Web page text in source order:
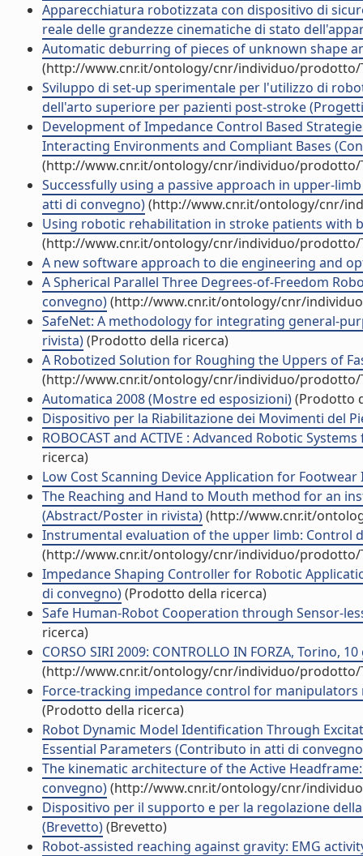
Apparecchiatura robotizzata con dispositivo di
reale delle grandezze cinematiche di stato
Automatic deburring of pieces of unknown shape
(http://www.cnr.it/ontology/cnr/individuo/prodotto/
Sviluppo di set-up sperimentale per l'utilizzo di
dell'arto superiore per pazienti post-stroke
Development of Impedance Control Based
Interacting Environments and Compliant Bases
(http://www.cnr.it/ontology/cnr/individuo/prodotto/
Successfully using a passive approach in upper-
atti di convegno)(http://www.cnr.it/ontology/cnr/
Using robotic rehabilitation in stroke patients with
(http://www.cnr.it/ontology/cnr/individuo/prodotto/
A new software approach to die engineering and
A Spherical Parallel Three Degrees-of-Freedom
convegno)(http://www.cnr.it/ontology/cnr/
SafeNet: A methodology for integrating general-
rivista)(Prodotto della ricerca)
A Robotized Solution for Roughing the Uppers of
(http://www.cnr.it/ontology/cnr/individuo/prodotto/
Automatica 2008 (Mostre ed esposizioni)(Prodotto
Dispositivo per la Riabilitazione dei Movimenti del
ROBOCAST and ACTIVE : Advanced Robotic
ricerca)
Low Cost Scanning Device Application for
The Reaching and Hand to Mouth method for an
(Abstract/Poster in rivista)(http://www.cnr.it/
Instrumental evaluation of the upper limb: Control
(http://www.cnr.it/ontology/cnr/individuo/prodotto/
Impedance Shaping Controller for Robotic
di convegno)(Prodotto della ricerca)
Safe Human-Robot Cooperation through Sensor-
ricerca)
CORSO SIRI 2009: CONTROLLO IN FORZA,
(http://www.cnr.it/ontology/cnr/individuo/prodotto/
Force-tracking impedance control for
(Prodotto della ricerca)
Robot Dynamic Model Identification Through
Essential Parameters (Contributo in atti di
The kinematic architecture of the Active
convegno)(http://www.cnr.it/ontology/cnr/
Dispositivo per il supporto e per la regolazione
(Brevetto)(Brevetto)
Robot-assisted reaching against gravity: EMG